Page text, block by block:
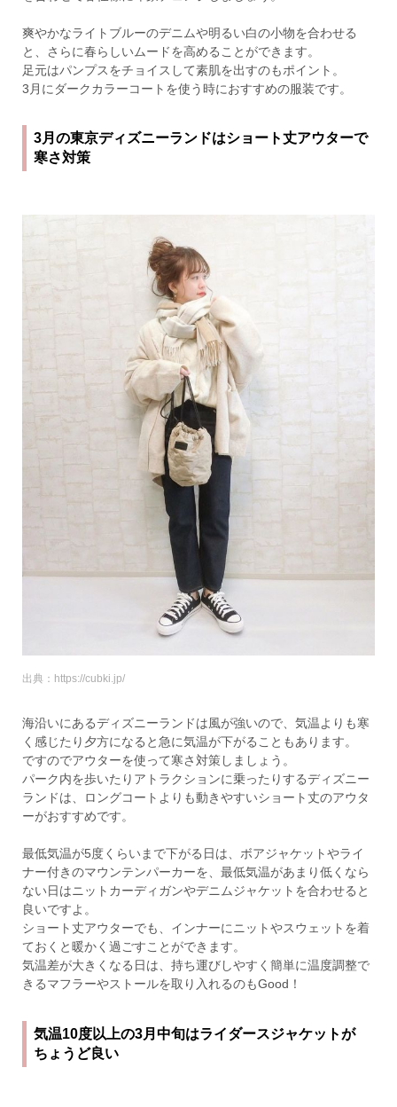
爽やかなライトブルーのデニムや明るい白の小物を合わせる
と、さらに春らしいムードを高めることができます。
足元はパンプスをチョイスして素肌を出すのもポイント。
3月にダークカラーコートを使う時におすすめの服装です。
3月の東京ディズニーランドはショート丈アウターで
寒さ対策
出典：https://cubki.jp/
海沿いにあるディズニーランドは風が強いので、気温よりも寒
く感じたり夕方になると急に気温が下がることもあります。
ですのでアウターを使って寒さ対策しましょう。
パーク内を歩いたりアトラクションに乗ったりするディズニー
ランドは、ロングコートよりも動きやすいショート丈のアウタ
ーがおすすめです。
最低気温が5度くらいまで下がる日は、ボアジャケットやライ
ナー付きのマウンテンパーカーを、最低気温があまり低くなら
ない日はニットカーディガンやデニムジャケットを合わせると
良いですよ。
ショート丈アウターでも、インナーにニットやスウェットを着
ておくと暖かく過ごすことができます。
気温差が大きくなる日は、持ち運びしやすく簡単に温度調整で
きるマフラーやストールを取り入れるのもGood！
気温10度以上の3月中旬はライダースジャケットが
ちょうど良い